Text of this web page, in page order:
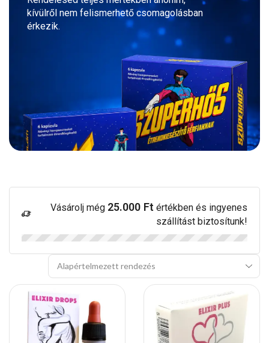
kívülről nem felismerhető csomagolásban
érkezik.
Vásárolj még 25.000 Ft értékben és ingyenes
szállítást biztosítunk!